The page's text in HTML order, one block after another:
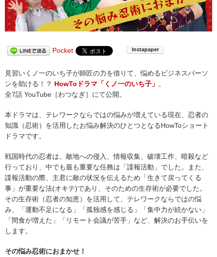
Pocket
見習いくノ一のいち子が師匠の力を借りて、悩めるビジネスパーソ
ンを助ける！？ HowToドラマ「くノ一のいち子」 。
全7話 YouTube［わつなぎ］にて公開。
本ドラマは、テレワークならではの悩みが増えている現在、忍者の
知識（忍術）を活用したお悩み解決のひとつとなるHowToショート
ドラマです。
戦国時代の忍者は、敵地への侵入、情報収集、破壊工作、暗殺など
行っており、中でも最も重要な任務は「諜報活動」でした。また、
諜報活動の際、主君に敵の状況を伝えるため「生きて戻ってくる
事」が重要な法(オキテ)であり、そのための生存術が必要でした。
その生存術（忍者の知恵）を活用して、テレワークならではの悩
み、「運動不足になる」「孤独感を感じる」「集中力が続かない」
「間食が増えた」「リモート会議が苦手」など、解決のお手伝いを
します。
その悩み忍術におまかせ！